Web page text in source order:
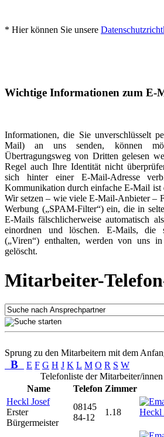
* Hier können Sie unsere
Wichtige Informationen zum E-
Informationen, die Sie unverschlüsselt
Mail) an uns senden, können
Übertragungsweg von Dritten gelesen
Regel auch Ihre Identität nicht
sich hinter einer E-Mail-Adresse
Kommunikation durch einfache E-Mail ist
Wir setzen – wie viele E-Mail-Anbieter –
Werbung („SPAM-Filter“) ein, die in
E-Mails fälschlicherweise automatisch
einordnen und löschen. E-Mails, die
(„Viren“) enthalten, werden von uns
gelöscht.
Mitarbeiter-
Sprung zu den Mitarbeitern mit dem
B E F G H J K L M O R S W
Telefonliste der Mitarbeiter/
Name
Telefon Zimmer
Heckl Josef
Erster
Bürgermeister
08145
84-12
1.18